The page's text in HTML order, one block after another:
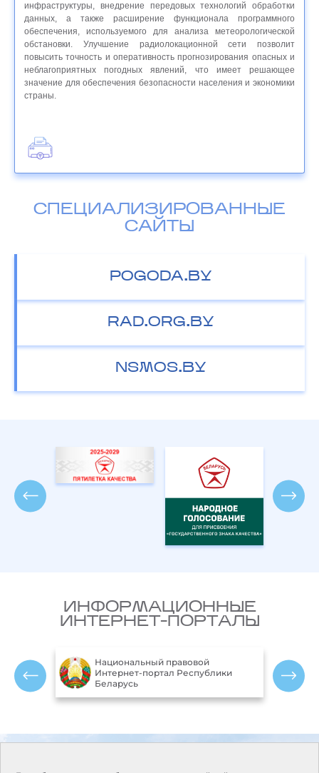
инфраструктуры, внедрение передовых технологий обработки
данных, а также расширение функционала программного
обеспечения, используемого для анализа метеорологической
обстановки. Улучшение радиолокационной сети позволит
повысить точность и оперативность прогнозирования опасных и
неблагоприятных погодных явлений, что имеет решающее
значение для обеспечения безопасности населения и экономики
страны.
СПЕЦИАЛИЗИРОВАННЫЕ
САЙТЫ
POGODA.BY
RAD.ORG.BY
NSMOS.BY
ИНФОРМАЦИОННЫЕ
ИНТЕРНЕТ-ПОРТАЛЫ
Национальный правовой
Интернет-портал Республики
Беларусь